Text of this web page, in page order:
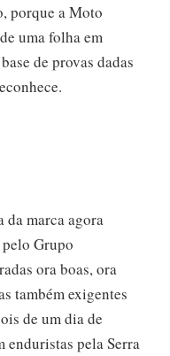
porque a Moto
uma folha em
de provas dadas
da marca agora
Grupo
ora boas, ora
também exigentes
de um dia de
enduristas pela Serra